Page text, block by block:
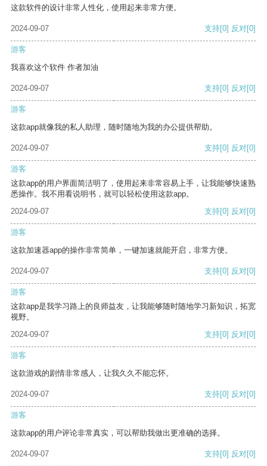
这款软件的设计非常人性化，使用起来非常方便。
2024-09-07 支持[0] 反对[0]
游客
我喜欢这个软件 作者加油
2024-09-07 支持[0] 反对[0]
游客
这款app就像我的私人助理，随时随地为我的办公提供帮助。
2024-09-07 支持[0] 反对[0]
游客
这款app的用户界面简洁明了，使用起来非常容易上手，让我能够快速熟
悉操作。我不用看说明书，就可以轻松使用这款app。
2024-09-07
支持[0] 反对[0]
游客
这款加速器app的操作非常简单，一键加速就能开启，非常方便。
2024-09-07 支持[0] 反对[0]
游客
这款app是我学习路上的良师益友，让我能够随时随地学习新知识，拓宽
视野。
2024-09-07
支持[0] 反对[0]
游客
这款游戏的剧情非常感人，让我久久不能忘怀。
2024-09-07 支持[0] 反对[0]
游客
这款app的用户评论非常真实，可以帮助我做出更准确的选择。
2024-09-07 支持[0] 反对[0]